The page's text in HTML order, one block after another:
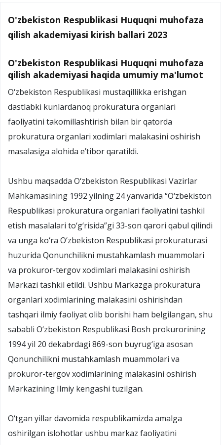
O'zbekiston Respublikasi Huquqni muhofaza
qilish akademiyasi kirish ballari 2023
O'zbekiston Respublikasi Huquqni muhofaza
qilish akademiyasi haqida umumiy ma'lumot
O‘zbekiston Respublikasi mustaqillikka erishgan
dastlabki kunlardanoq prokuratura organlari
faoliyatini takomillashtirish bilan bir qatorda
prokuratura organlari xodimlari malakasini oshirish
masalasiga alohida e’tibor qaratildi.
Ushbu maqsadda O‘zbekiston Respublikasi Vazirlar
Mahkamasining 1992 yilning 24 yanvarida “O‘zbekiston
Respublikasi prokuratura organlari faoliyatini tashkil
etish masalalari to‘g‘risida”gi 33-son qarori qabul qilindi
va unga ko‘ra O‘zbekiston Respublikasi prokuraturasi
huzurida Qonunchilikni mustahkamlash muammolari
va prokuror-tergov xodimlari malakasini oshirish
Markazi tashkil etildi. Ushbu Markazga prokuratura
organlari xodimlarining malakasini oshirishdan
tashqari ilmiy faoliyat olib borishi ham belgilangan, shu
sababli O‘zbekiston Respublikasi Bosh prokurorining
1994 yil 20 dekabrdagi 869-son buyrug‘iga asosan
Qonunchilikni mustahkamlash muammolari va
prokuror-tergov xodimlarining malakasini oshirish
Markazining Ilmiy kengashi tuzilgan.
O‘tgan yillar davomida respublikamizda amalga
oshirilgan islohotlar ushbu markaz faoliyatini